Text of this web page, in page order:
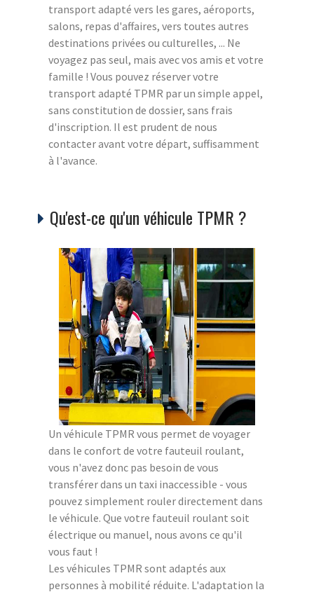
transport adapté vers les gares, aéroports,
salons, repas d'affaires, vers toutes autres
destinations privées ou culturelles, ... Ne
voyagez pas seul, mais avec vos amis et votre
famille ! Vous pouvez réserver votre
transport adapté TPMR par un simple appel,
sans constitution de dossier, sans frais
d'inscription. Il est prudent de nous
contacter avant votre départ, suffisamment
à l'avance.
Qu'est-ce qu'un véhicule TPMR ?
Un véhicule TPMR vous permet de voyager
dans le confort de votre fauteuil roulant,
vous n'avez donc pas besoin de vous
transférer dans un taxi inaccessible - vous
pouvez simplement rouler directement dans
le véhicule. Que votre fauteuil roulant soit
électrique ou manuel, nous avons ce qu'il
vous faut !
Les véhicules TPMR sont adaptés aux
personnes à mobilité réduite. L'adaptation la